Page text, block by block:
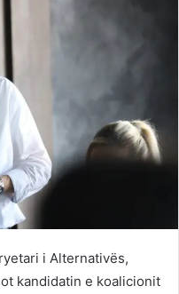
i Alternativës,
kandidatin e koalicionit